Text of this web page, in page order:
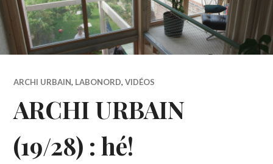
ARCHI URBAIN, LABONORD,VIDÉOS
ARCHI URBAIN
(19/28) : hé!